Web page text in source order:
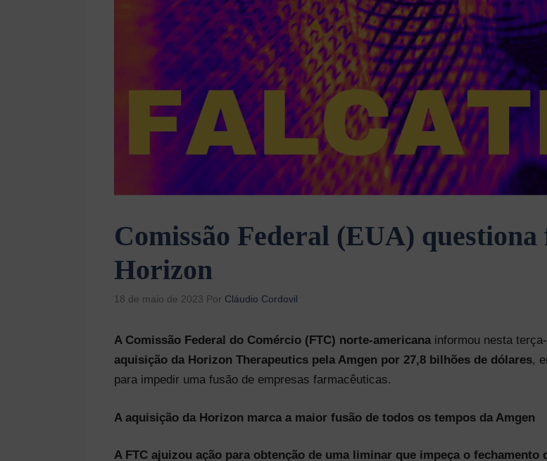
Comissão Federal (EUA) questiona
Horizon
18 de maio de 2023 Por Cláudio Cordovil
A Comissão Federal do Comércio (FTC) norte-americanainformou nesta
aquisição da Horizon Therapeutics pela Amgen por 27,8 bilhões de dólares,
para impedir uma fusão de empresas farmacêuticas.
A aquisição da Horizon marca a maior fusão de todos os tempos da Amgen
A FTC ajuizou ação para obtenção de uma liminar que impeça o fechamento